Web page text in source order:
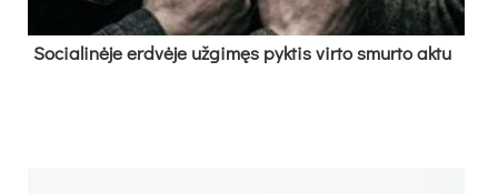
So­cia­li­nė­je erd­vė­je už­gi­męs pyk­tis vir­to smur­to ak­tu